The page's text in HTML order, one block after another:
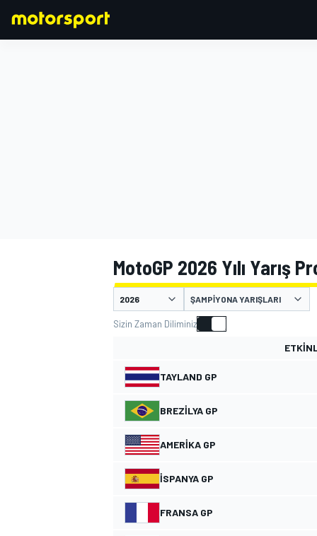
MotoGP 2026 Yılı Yarış
ŞAMPIYONA YARIŞLARI
Sizin Zaman Diliminiz
TAYLAND GP
BREZILYA GP
AMERIKA GP
İSPANYA GP
FRANSA GP